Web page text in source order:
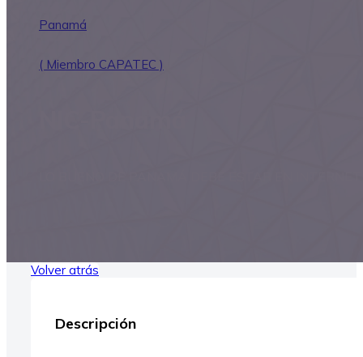
Panamá
( Miembro CAPATEC )
Volver atrás
Descripción